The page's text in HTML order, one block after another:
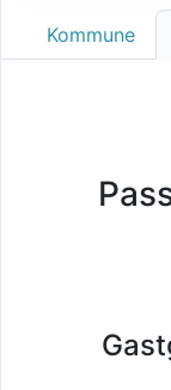
Kommune